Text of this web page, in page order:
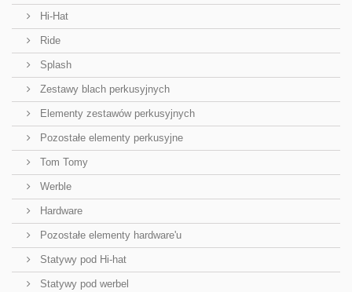
Hi-Hat
Ride
Splash
Zestawy blach perkusyjnych
Elementy zestawów perkusyjnych
Pozostałe elementy perkusyjne
Tom Tomy
Werble
Hardware
Pozostałe elementy hardware'u
Statywy pod Hi-hat
Statywy pod werbel